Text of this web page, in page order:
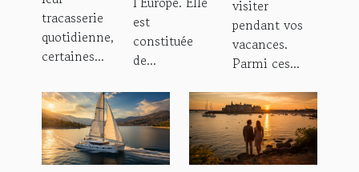
tracasserie
quotidienne,
certaines...
est
constituée
de...
visiter
pendant vos
vacances.
Parmi ces...